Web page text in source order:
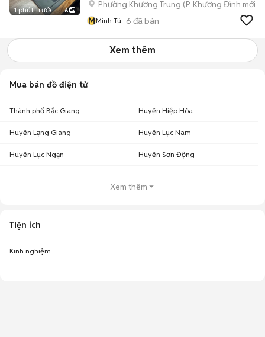
1 phút trước 6
Phường Khương Trung (P. Khương Đình mới)
MMinh Tú 6 đã bán
Xem thêm
Mua bán đồ điện tử
Thành phố Bắc Giang Huyện Hiệp Hòa
Huyện Lạng Giang Huyện Lục Nam
Huyện Lục Ngạn Huyện Sơn Động
Xem thêm
Tiện ích
Kinh nghiệm